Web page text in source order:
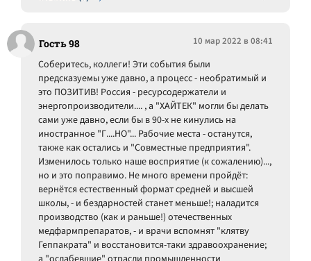
Гость 98 10 мар 2022 в 08:41
Соберитесь, коллеги! Эти события были
предсказуемы уже давно, а процесс - необратимый и
это ПОЗИТИВ! Россия - ресурсодержатели и
энергопроизводители.... , а "ХАЙТЕК" могли бы делать
сами уже давно, если бы в 90-х не кинулись на
иностранное "Г....НО"... Рабочие места - останутся,
также как остались и "Совместные предприятия".
Изменилось только наше восприятие (к сожалению)...,
но и это поправимо. Не много времени пройдёт:
вернётся естественный формат средней и высшей
школы, - и бездарностей станет меньше!; наладится
производство (как и раньше!) отечественных
медфармпрепаратов, - и врачи вспомнят "клятву
Геппакрата" и восстановится-таки здравоохранение;